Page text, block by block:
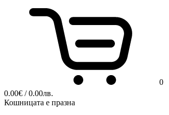
0
0.00€ / 0.00лв.
Кошницата е празна